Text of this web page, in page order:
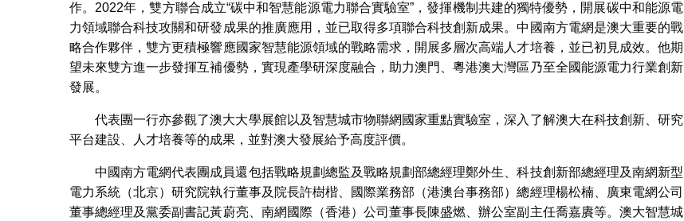
作。2022年，雙方聯合成立“碳中和智慧能源電力聯合實驗室”，發揮機制共建的獨特優勢，開展碳中和能源電
力領域聯合科技攻關和研發成果的推廣應用，並已取得多項聯合科技創新成果。中國南方電網是澳大重要的戰
略合作夥伴，雙方更積極響應國家智慧能源領域的戰略需求，開展多層次高端人才培養，並已初見成效。他期
望未來雙方進一步發揮互補優勢，實現產學研深度融合，助力澳門、粵港澳大灣區乃至全國能源電力行業創新
發展。
代表團一行亦參觀了澳大大學展館以及智慧城市物聯網國家重點實驗室，深入了解澳大在科技創新、研究
平台建設、人才培養等的成果，並對澳大發展給予高度評價。
中國南方電網代表團成員還包括戰略規劃總監及戰略規劃部總經理鄭外生、科技創新部總經理及南網新型
電力系統（北京）研究院執行董事及院長許樹楷、國際業務部（港澳台事務部）總經理楊松楠、廣東電網公司
董事總經理及黨委副書記黃蔚亮、南網國際（香港）公司董事長陳盛燃、辦公室副主任喬嘉賡等。澳大智慧城